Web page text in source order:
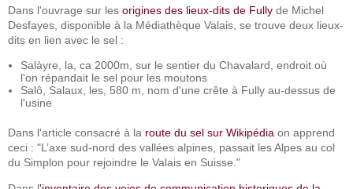
Dans l'ouvrage sur les origines des lieux-dits de Fully de Michel
Desfayes, disponible à la Médiathèque Valais, se trouve deux lieux-
dits en lien avec le sel :
Salàyre, la, ca 2000m, sur le sentier du Chavalard, endroit où
l'on répandait le sel pour les moutons
Salô, Salaux, les, 580 m, nom d'une crête à Fully au-dessus de
l'usine
Dans l'article consacré à la route du sel sur Wikipédia on apprend
ceci : "L’axe sud-nord des vallées alpines, passait les Alpes au col
du Simplon pour rejoindre le Valais en Suisse."